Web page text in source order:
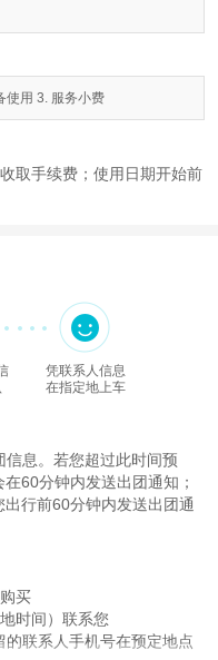
使用 3. 服务小费
取手续费；使用日期开始前
凭联系人信息
在指定地上车
息。若您超过此时间预
60分钟内发送出团通知；
行前60分钟内发送出团通
买
时间）联系您
联系人手机号在预定地点